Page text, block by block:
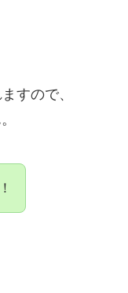
すので、